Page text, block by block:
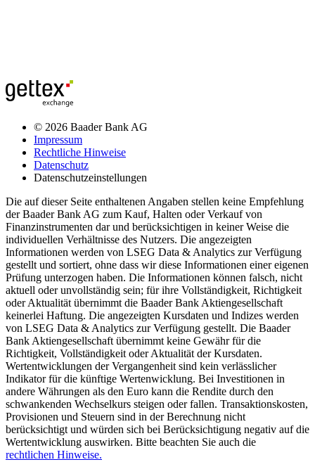
© 2026 Baader Bank AG
Impressum
Rechtliche Hinweise
Datenschutz
Datenschutzeinstellungen
Die auf dieser Seite enthaltenen Angaben stellen keine Empfehlung
der Baader Bank AG zum Kauf, Halten oder Verkauf von
Finanzinstrumenten dar und berücksichtigen in keiner Weise die
individuellen Verhältnisse des Nutzers. Die angezeigten
Informationen werden von LSEG Data & Analytics zur Verfügung
gestellt und sortiert, ohne dass wir diese Informationen einer eigenen
Prüfung unterzogen haben. Die Informationen können falsch, nicht
aktuell oder unvollständig sein; für ihre Vollständigkeit, Richtigkeit
oder Aktualität übernimmt die Baader Bank Aktiengesellschaft
keinerlei Haftung. Die angezeigten Kursdaten und Indizes werden
von LSEG Data & Analytics zur Verfügung gestellt. Die Baader
Bank Aktiengesellschaft übernimmt keine Gewähr für die
Richtigkeit, Vollständigkeit oder Aktualität der Kursdaten.
Wertentwicklungen der Vergangenheit sind kein verlässlicher
Indikator für die künftige Wertenwicklung. Bei Investitionen in
andere Währungen als den Euro kann die Rendite durch den
schwankenden Wechselkurs steigen oder fallen. Transaktionskosten,
Provisionen und Steuern sind in der Berechnung nicht
berücksichtigt und würden sich bei Berücksichtigung negativ auf die
Wertentwicklung auswirken. Bitte beachten Sie auch die
rechtlichen Hinweise.